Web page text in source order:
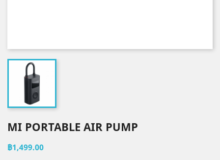
MI PORTABLE AIR PUMP
฿1,499.00